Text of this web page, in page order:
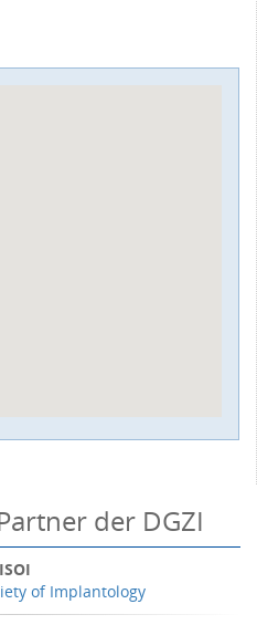
der DGZI
ISOI
of Implantology